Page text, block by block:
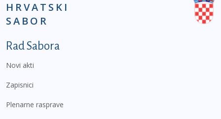
HRVATSKI
SABOR
Podnožje prvi izbornik
Rad Sabora
Novi akti
Zapisnici
Plenarne rasprave